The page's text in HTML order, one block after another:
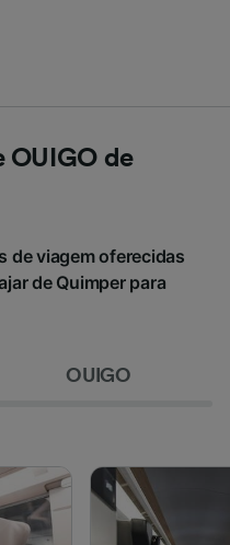
OUIGO de
de viagem oferecidas
de Quimper para
OUIGO